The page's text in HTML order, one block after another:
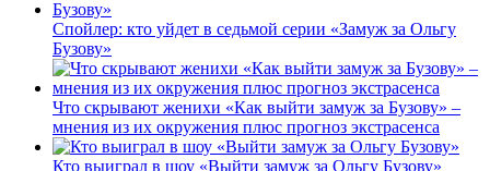
Спойлер: кто уйдет в седьмой серии «Замуж за Ольгу
Бузову»
Что скрывают женихи «Как выйти замуж за Бузову» –
мнения из их окружения плюс прогноз экстрасенса
Кто выиграл в шоу «Выйти замуж за Ольгу Бузову»